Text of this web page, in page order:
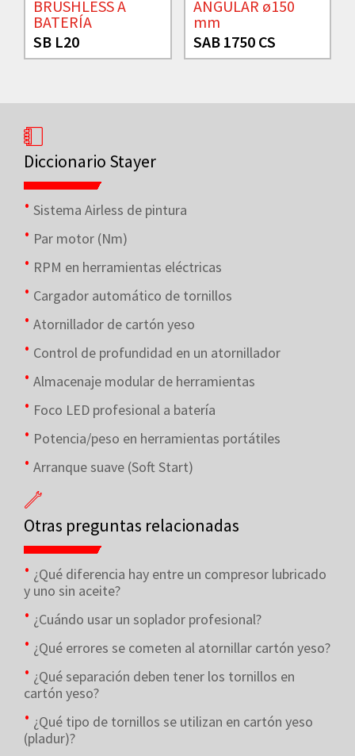
BRUSHLESS A
BATERÍA
SB L20
ANGULAR ø150
mm
SAB 1750 CS
Diccionario Stayer
Sistema Airless de pintura
Par motor (Nm)
RPM en herramientas eléctricas
Cargador automático de tornillos
Atornillador de cartón yeso
Control de profundidad en un atornillador
Almacenaje modular de herramientas
Foco LED profesional a batería
Potencia/peso en herramientas portátiles
Arranque suave (Soft Start)
Otras preguntas relacionadas
¿Qué diferencia hay entre un compresor lubricado
y uno sin aceite?
¿Cuándo usar un soplador profesional?
¿Qué errores se cometen al atornillar cartón yeso?
¿Qué separación deben tener los tornillos en
cartón yeso?
¿Qué tipo de tornillos se utilizan en cartón yeso
(pladur)?